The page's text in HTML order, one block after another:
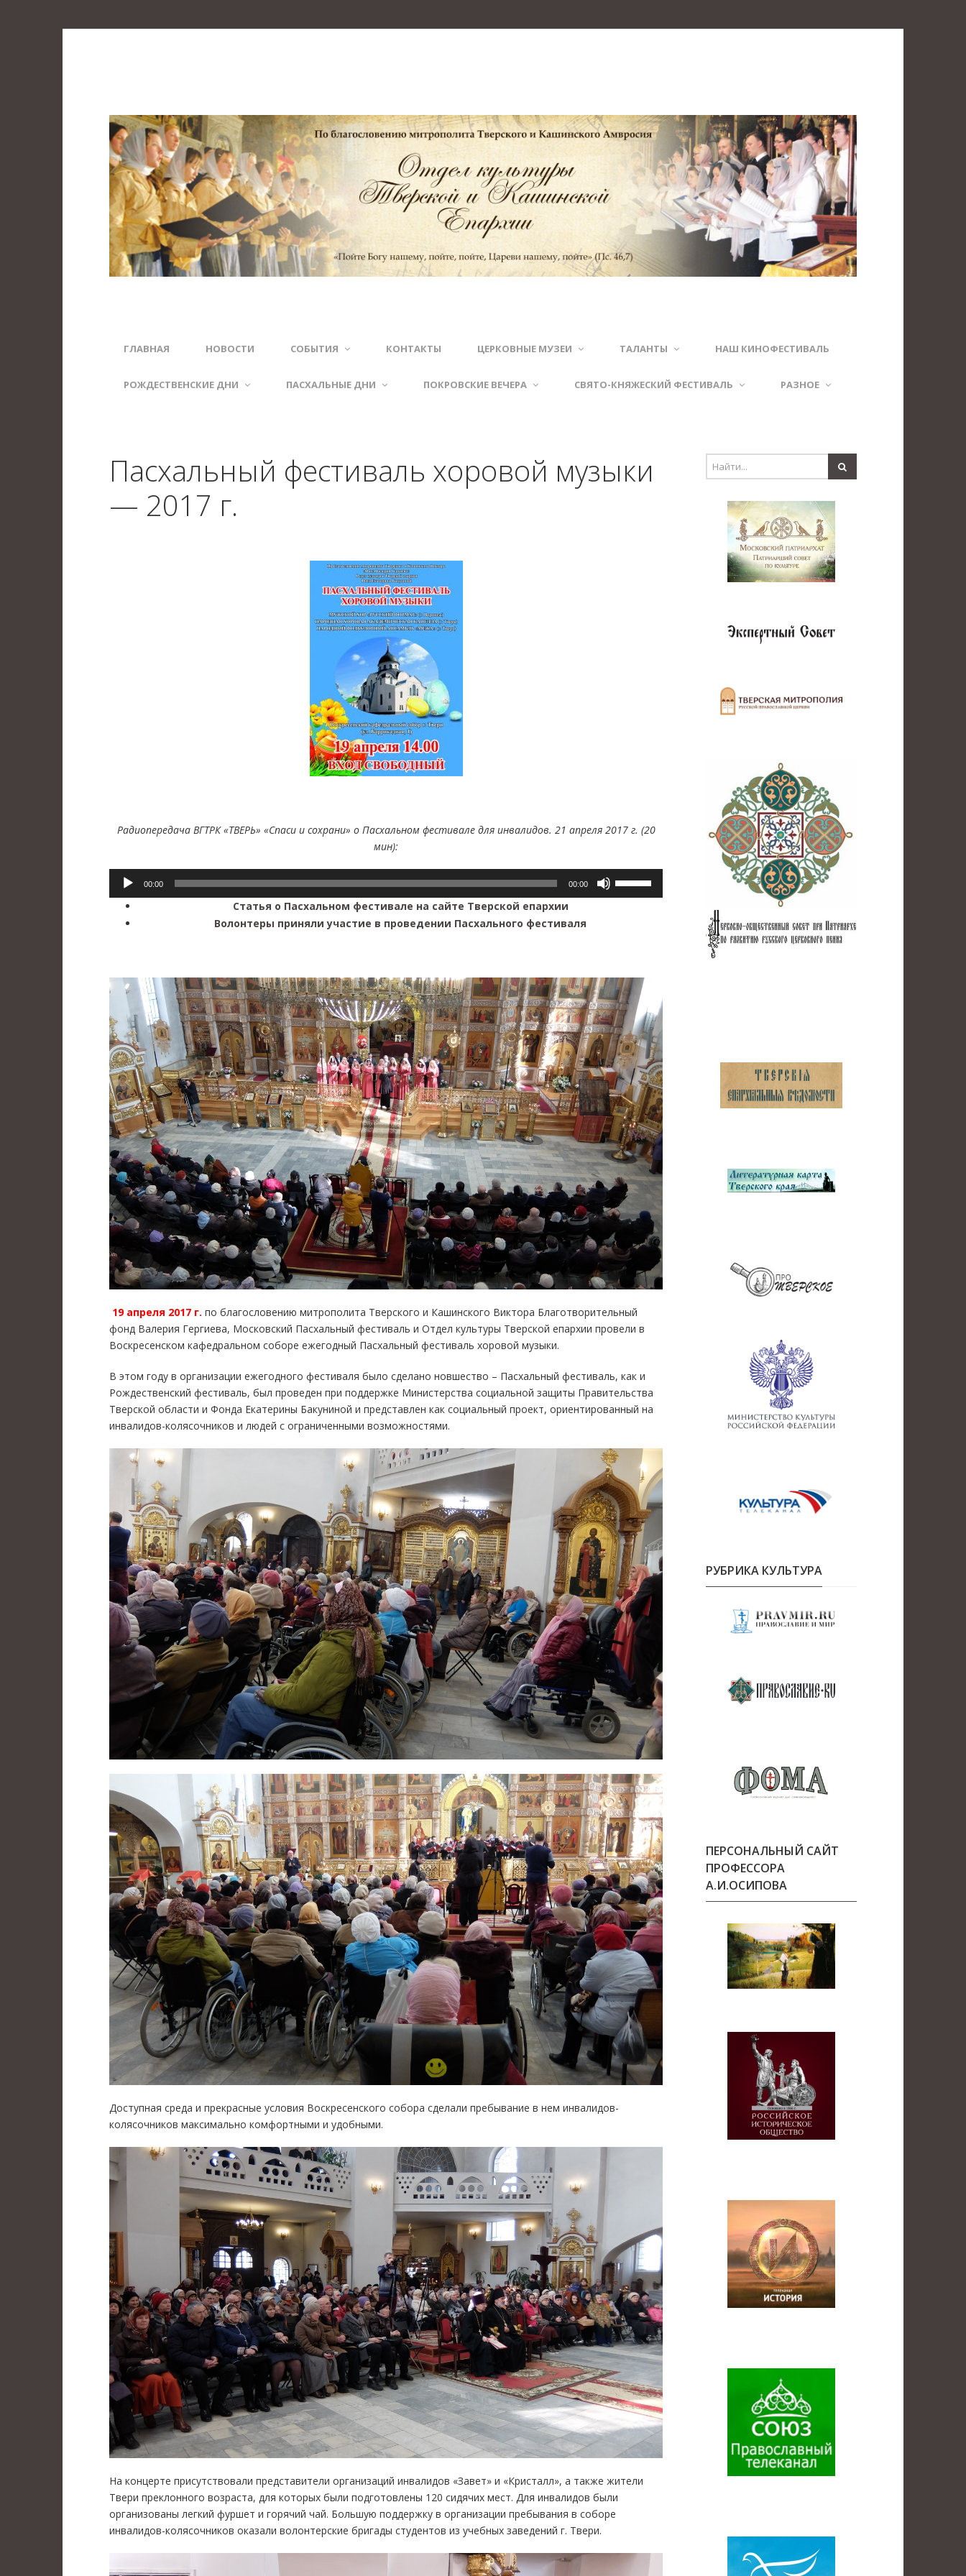
ГЛАВНАЯ НОВОСТИ СОБЫТИЯ КОНТАКТЫ ЦЕРКОВНЫЕ МУЗЕИ ТАЛАНТЫ НАШ КИНОФЕСТИВАЛЬ
РОЖДЕСТВЕНСКИЕ ДНИ ПАСХАЛЬНЫЕ ДНИ ПОКРОВСКИЕ ВЕЧЕРА СВЯТО-КНЯЖЕСКИЙ ФЕСТИВАЛЬ РАЗНОЕ
Пасхальный фестиваль хоровой музыки
— 2017 г.
Радиопередача ВГТРК «ТВЕРЬ» «Спаси и сохрани» о Пасхальном фестивале для инвалидов. 21 апреля 2017 г. (20
мин):
Аудиоплеер
00:00 00:00
или
уменьшить
громкость.
Статья о Пасхальном фестивале на сайте Тверской епархии
Волонтеры приняли участие в проведении Пасхального фестиваля
19 апреля 2017 г. по благословению митрополита Тверского и Кашинского Виктора Благотворительный
фонд Валерия Гергиева, Московский Пасхальный фестиваль и Отдел культуры Тверской епархии провели в
Воскресенском кафедральном соборе ежегодный Пасхальный фестиваль хоровой музыки.
В этом году в организации ежегодного фестиваля было сделано новшество – Пасхальный фестиваль, как и
Рождественский фестиваль, был проведен при поддержке Министерства социальной защиты Правительства
Тверской области и Фонда Екатерины Бакуниной и представлен как социальный проект, ориентированный на
инвалидов-колясочников и людей с ограниченными возможностями.
Доступная среда и прекрасные условия Воскресенского собора сделали пребывание в нем инвалидов-
колясочников максимально комфортными и удобными.
На концерте присутствовали представители организаций инвалидов «Завет» и «Кристалл», а также жители
Твери преклонного возраста, для которых были подготовлены 120 сидячих мест. Для инвалидов были
организованы легкий фуршет и горячий чай. Большую поддержку в организации пребывания в соборе
инвалидов-колясочников оказали волонтерские бригады студентов из учебных заведений г. Твери.
РУБРИКА КУЛЬТУРА
ПЕРСОНАЛЬНЫЙ САЙТ
ПРОФЕССОРА
А.И.ОСИПОВА